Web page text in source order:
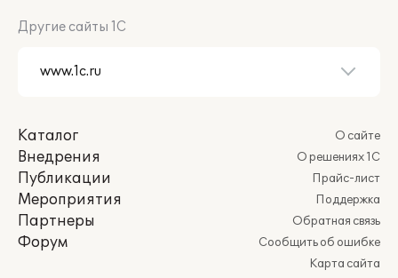
Другие сайты 1С
Каталог
Внедрения
Публикации
Мероприятия
Партнеры
Форум
О сайте
О решениях 1С
Прайс-лист
Поддержка
Обратная связь
Сообщить об ошибке
Карта сайта